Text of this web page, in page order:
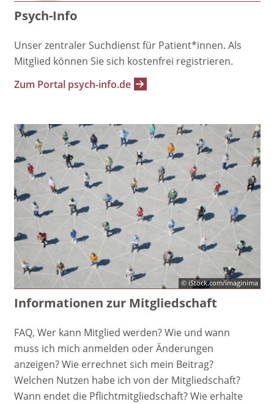
Psych-Info
Unser zentraler Suchdienst für Patient*innen. Als
Mitglied können Sie sich kostenfrei registrieren.
Zum Portal psych-info.de
© iStock.com/imaginima
Informationen zur Mitgliedschaft
FAQ, Wer kann Mitglied werden? Wie und wann
muss ich mich anmelden oder Änderungen
anzeigen? Wie errechnet sich mein Beitrag?
Welchen Nutzen habe ich von der Mitgliedschaft?
Wann endet die Pflichtmitgliedschaft? Wie erhalte